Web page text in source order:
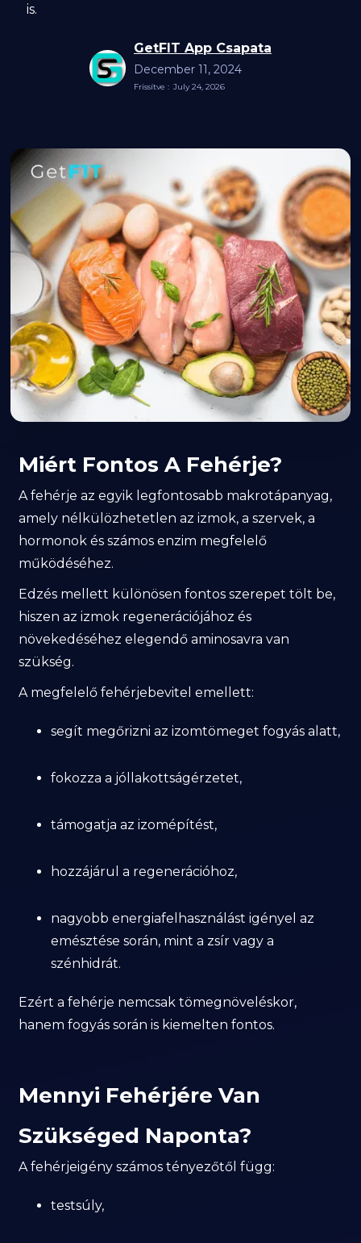
is.
GetFIT App Csapata
December 11, 2024
Frissítve : July 24, 2026
Miért Fontos A Fehérje?
A fehérje az egyik legfontosabb makrotápanyag,
amely nélkülözhetetlen az izmok, a szervek, a
hormonok és számos enzim megfelelő
működéséhez.
Edzés mellett különösen fontos szerepet tölt be,
hiszen az izmok regenerációjához és
növekedéséhez elegendő aminosavra van
szükség.
A megfelelő fehérjebevitel emellett:
segít megőrizni az izomtömeget fogyás alatt,
fokozza a jóllakottságérzetet,
támogatja az izomépítést,
hozzájárul a regenerációhoz,
nagyobb energiafelhasználást igényel az
emésztése során, mint a zsír vagy a
szénhidrát.
Ezért a fehérje nemcsak tömegnöveléskor,
hanem fogyás során is kiemelten fontos.
Mennyi Fehérjére Van
Szükséged Naponta?
A fehérjeigény számos tényezőtől függ:
testsúly,